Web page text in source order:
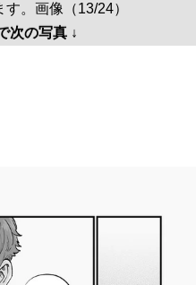
。画像（13/24）
次の写真 ↓